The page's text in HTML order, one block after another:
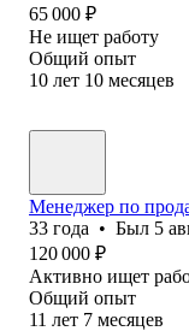
65 000 ₽
Не ищет работу
Общий опыт
10 лет 10 месяцев
Менеджер по
33 года • Был 5
120 000 ₽
Активно ищет
Общий опыт
11 лет 7 месяцев